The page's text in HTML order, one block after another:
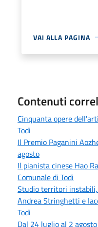
VAI ALLA PAGINA
Contenuti
Cinquanta opere
Todi
Il Premio Paganini
agosto
Il pianista cinese Hao
Comunale di Todi
Studio territori instabili,
Andrea Stringhetti e
Todi
Dal 24 luglio al 2